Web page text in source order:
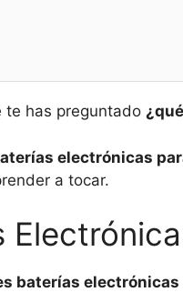
te has preguntado
electrónicas
a tocar.
baterías